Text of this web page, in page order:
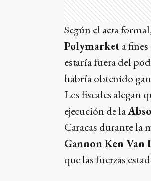
Según el acta
Polymarketa
estaría fuera del
habría obtenido
Los fiscales alegan
ejecución de la
Caracas durante la
Gannon Ken Van
que las fuerzas